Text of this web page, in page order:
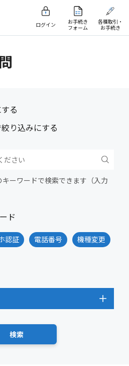
ログイン
お手続き
フォーム
各種取引・
お手続き
る
り込みにする
ーワードで検索できます（入力
ド
認証 電話番号 機種変更